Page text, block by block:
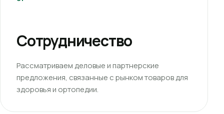
Сотрудничество
Рассматриваем деловые и партнерские
предложения, связанные с рынком товаров для
здоровья и ортопедии.